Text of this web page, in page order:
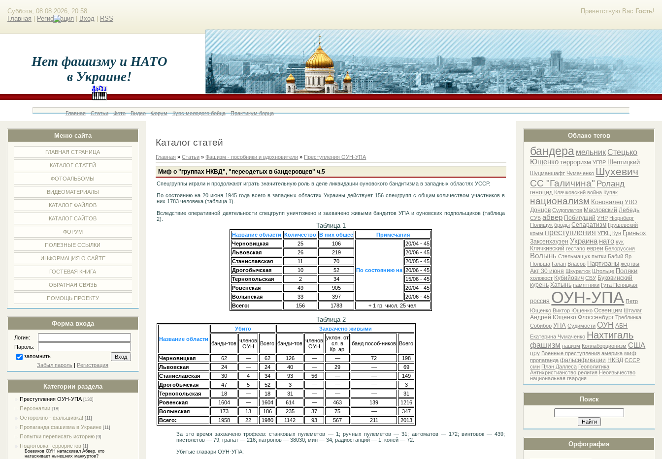
Приветствую Вас Гость!
Суббота, 08.08.2026, 20:58
Главная
Регистрация Вход RSS
Нет фашизму и НАТО
в Украине!
Главная Статьи Фото Видео Форум Курс молодого бойца Практикум борца
Меню сайта
ГЛАВНАЯ СТРАНИЦА
КАТАЛОГ СТАТЕЙ
ФОТОАЛЬБОМЫ
ВИДЕОМАТЕРИАЛЫ
КАТАЛОГ ФАЙЛОВ
КАТАЛОГ САЙТОВ
ФОРУМ
ПОЛЕЗНЫЕ ССЫЛКИ
ИНФОРМАЦИЯ О САЙТЕ
ГОСТЕВАЯ КНИГА
ОБРАТНАЯ СВЯЗЬ
ПОМОЩЬ ПРОЕКТУ
Форма входа
Логин:
Пароль:
запомнить
Забыл пароль | Регистрация
Категории раздела
Преступления ОУН-УПА [130]
Персоналии [18]
Осторожно - фальшивка! [11]
Пропаганда фашизма в Украине [11]
Попытки переписать историю [9]
Подготовка террористов [1]
Боевиков ОУН натаскивал Абвер, кто
натаскивает нынешних манкуртов?
Облако тегов
бандера мельник Стецько
Ющенко терроризм УГВР Шептицкий
Шуцманшафт Чумаченко Шухевич
СС "Галичина" Роланд
геноцид Клячковский война Купяк
национализм Коновалец УВО
Донцов Судоплатов Масловский Лебедь
СУБ абвер Побигущий УНР Нюрнберг
Полищук броды Сепаратизм Грушевский
крым преступления УГКЦ Кун Гриньох
Заксенхаузен Украина нато кук
Клячкивский гестапо евреи Белоруссия
Волынь Стельмащук пытки Бабий Яр
Польша Галан Власов Партизаны жертвы
Акт 30 июня Шкуратюк Штольце Поляки
холокост Кубийович СБУ Буковинский
курень Хатынь памятники Гута Пеняцкая
россия ОУН-УПА Петр
Ющенко Виктор Ющенко Освенцим Шталаг
Андрей Ющенко Флоссенбург Треблинка
Собибор УПА Судимости ОУН АБН
Екатерина Чумаченко Нахтигаль
фашизм нацизм Коллаборционизм США
цру Военные преступления америка миф
пропаганда фальсификации НКВД СССР
сми План Даллеса Геополитика
Антихристианство религия Неоязычество
национальная гвардия
Поиск
Орфография
Каталог статей
Главная »Статьи »Фашизм - пособники и вдохновители » Преступления ОУН-УПА
Миф о "группах НКВД", "переодетых в бандеровцев" ч.5
Спецгруппы играли и продолжают играть значительную роль в деле ликвидации оуновского бандитизма в западных областях УССР.
По состоянию на 20 июня 1945 года всего в западных областях Украины действует 156 спецгрупп с общим количеством участников в
них 1783 человека (таблица 1).
Вследствие оперативной деятельности спецгрупп уничтожено и захвачено живыми бандитов УПА и оуновских подпольщиков (таблица
2).
Таблица 1
Название области Количество В них общее
Примечания
Черновицкая
25 106
По состоянию на
20/04 - 45
Львовская
26 219
20/06 - 45
Станиславская
11 70
20/05 - 45
Дрогобычская
10 52
20/06 - 45
Тернопольская
2 34
15/06 - 45
Ровенская
49 905
20/04 - 45
Волынская
33 397
20/06 - 45
Всего:
156 1783 + 1 гр. числ. 25 чел.
Таблица 2
Название области
Убито Захвачено живыми
банди-тов членов
ОУН
Всего банди-тов членов
ОУН
уклон. от
сл. в
Кр. ар.
банд пособ-ников Всего
Черновицкая 62 — 62 126 — — 72
198
Львовская
24 — 24 40 — 29 —
69
Станиславская
30 4 34 93 56 — —
149
Дрогобычская
47 5 52 3 — — —
3
Тернопольская
18 — 18 31 — — —
31
Ровенская
1604 — 1604 614 — 463 139
1216
Волынская
173 13 186 235 37 75 —
347
Всего:
1958 22 1980 1142 93 567 211 2013
За это время захвачено трофеев: станковых пулеметов — 1; ручных пулеметов — 31; автоматов — 172; винтовок — 439;
пистолетов — 79; гранат — 216; патронов — 38030; мин — 34; радиостанций — 1; коней — 72.
Убитые главари ОУН-УПА: